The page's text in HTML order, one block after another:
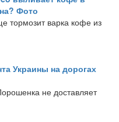
Фото
тормозит варка кофе из
Украины на дорогах
не доставляет